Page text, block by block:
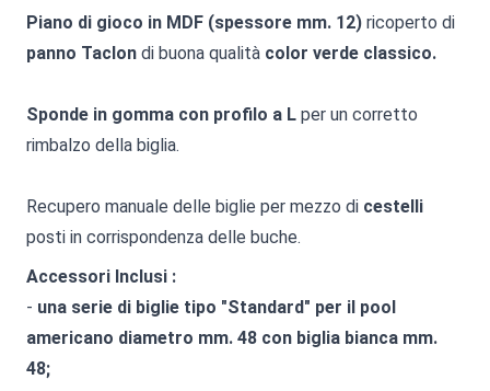
Piano di gioco in MDF (spessore mm. 12) ricoperto di
panno Taclon di buona qualità color verde classico.
Sponde in gomma con profilo a L per un corretto
rimbalzo della biglia.
Recupero manuale delle biglie per mezzo di cestelli
posti in corrispondenza delle buche.
Accessori Inclusi :
- una serie di biglie tipo "Standard" per il pool
americano diametro mm. 48 con biglia bianca mm.
48;